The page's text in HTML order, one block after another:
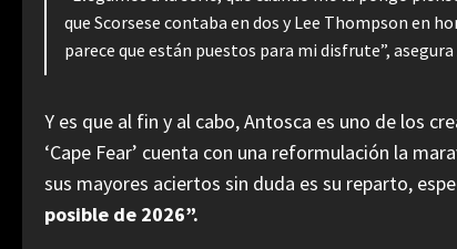
que Scorsese contaba en dos y Lee Thompson en
parece que están puestos para mi disfrute”,
Y es que al fin y al cabo, Antosca es uno de los
‘Cape Fear’ cuenta con una reformulación la
sus mayores aciertos sin duda es su reparto,
posible de 2026”.